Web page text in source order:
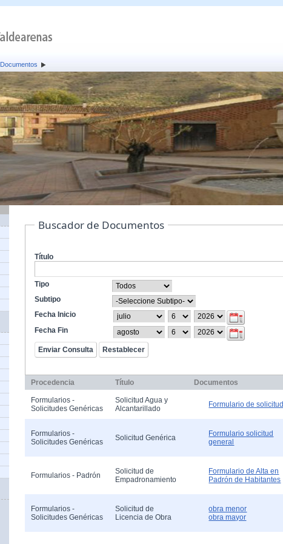
Documentos
Buscador de Documentos
Título
Tipo
Subtipo
Fecha Inicio
Fecha Fin
Procedencia Título Documentos
Formularios -
Solicitudes Genéricas
Solicitud Agua y
Alcantarillado
Formulario de solicitud
Formularios -
Solicitudes Genéricas
Solicitud Genérica
Formulario solicitud
general
Formularios - Padrón
Solicitud de
Empadronamiento
Formulario de Alta en
Padrón de Habitantes
Formularios -
Solicitudes Genéricas
Solicitud de
Licencia de Obra
obra menor
obra mayor